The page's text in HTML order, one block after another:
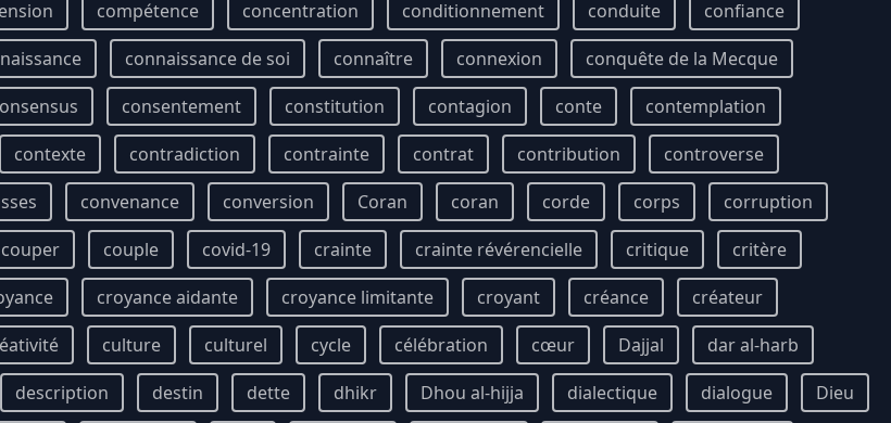
compétence concentration conditionnement conduite
confiance
connaissance de soi connaître connexion
conquête de la Mecque
consentement constitution contagion conte
contemplation
contexte contradiction contrainte contrat contribution
controverse
convenance conversion Coran coran corde corps
corruption
couper couple covid-19 crainte crainte révérencielle critique
critère
croyance aidante croyance limitante croyant créance
créateur
culture culturel cycle célébration cœur Dajjal
dar al-harb
description destin dette dhikr Dhou al-hijja dialectique dialogue
Dieu